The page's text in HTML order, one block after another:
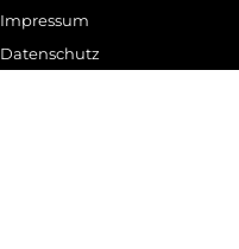
Impressum
Datenschutz